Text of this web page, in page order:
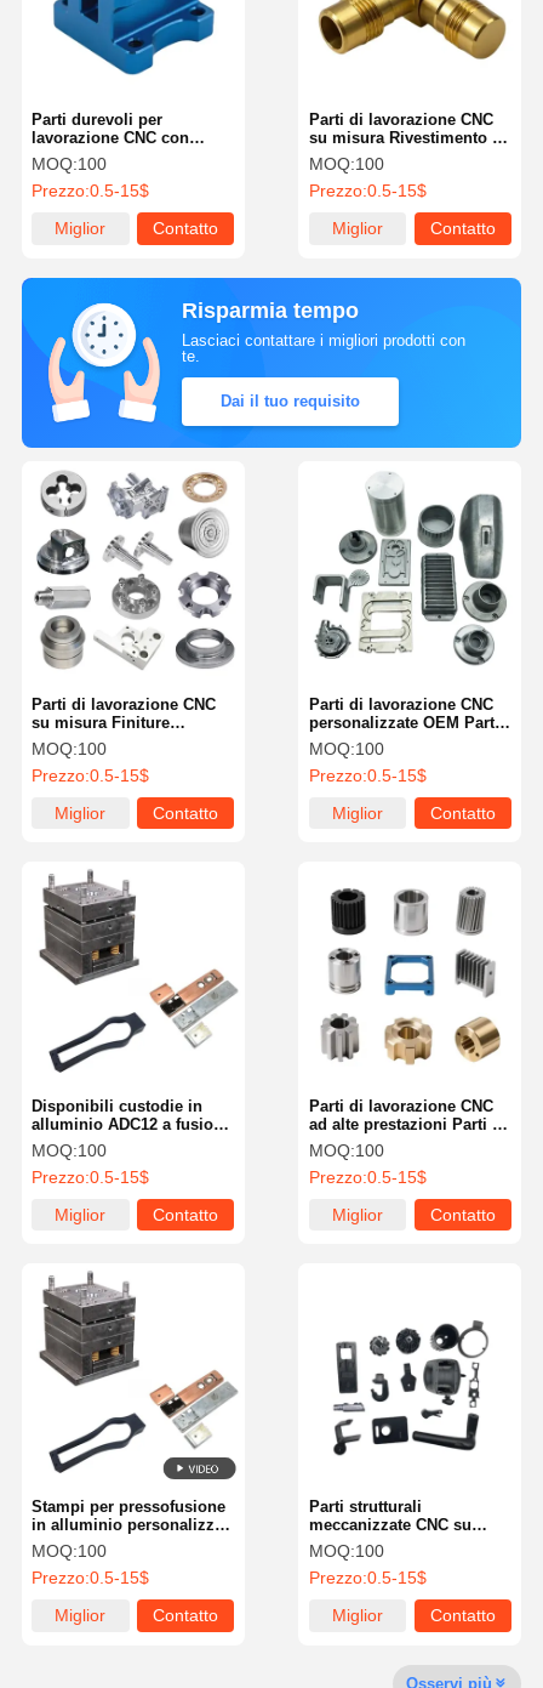
Casa. Prodotti
Visita Alla
Fabbrica
Controllo
Della Qualità
Contattaci Notizie
Parti durevoli per
lavorazione CNC con
finitura superficiale di
sabbiatura, verniciatura e
anodizzazione
MOQ:100
Prezzo:0.5-15$
Miglior
Contatto
Parti di lavorazione CNC
su misura Rivestimento in
polvere industriale per
acciaio inossidabile
MOQ:100
Prezzo:0.5-15$
Miglior
Contatto
Risparmia tempo
Lasciaci contattare i migliori prodotti con
te.
Dai il tuo requisito
Parti di lavorazione CNC
personalizzate OEM Parti
in acciaio inossidabile
Lavorazione sostenibile
MOQ:100
Prezzo:0.5-15$
Miglior
Contatto
Parti di lavorazione CNC
su misura Finiture
anodizzate ad alta
precisione per metalli e
materie plastiche
MOQ:100
Prezzo:0.5-15$
Miglior
Contatto
Parti di lavorazione CNC
ad alte prestazioni Parti di
lavorazione di plastica per
l'industria
MOQ:100
Prezzo:0.5-15$
Miglior
Contatto
Disponibili custodie in
alluminio ADC12 a fusione
a stampa per elettronica,
automotive e uso
industriale, lavorazione
CNC, anodizzazione e
rivestimento in polvere.
MOQ:100
Prezzo:0.5-15$
Miglior
Contatto
Parti strutturali
meccanizzate CNC su
misura per robot
industriali AGV
MOQ:100
Prezzo:0.5-15$
Miglior
Contatto
Stampi per pressofusione
in alluminio personalizzati
Componenti lavorati a
CNC Certificati ISO
MOQ:100
Prezzo:0.5-15$
Miglior
Contatto
Osservi più